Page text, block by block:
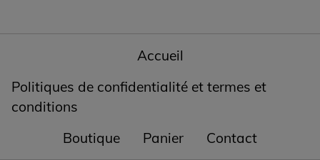
Accueil
Politiques de confidentialité et termes et
conditions
Boutique
Panier Contact